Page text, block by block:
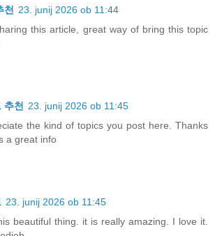
천
23. junij 2026 ob 11:44
this article, great way of bring this topic
추천
23. junij 2026 ob 11:45
the kind of topics you post here. Thanks
a great info
23. junij 2026 ob 11:45
beautiful thing. it is really amazing. I love it.